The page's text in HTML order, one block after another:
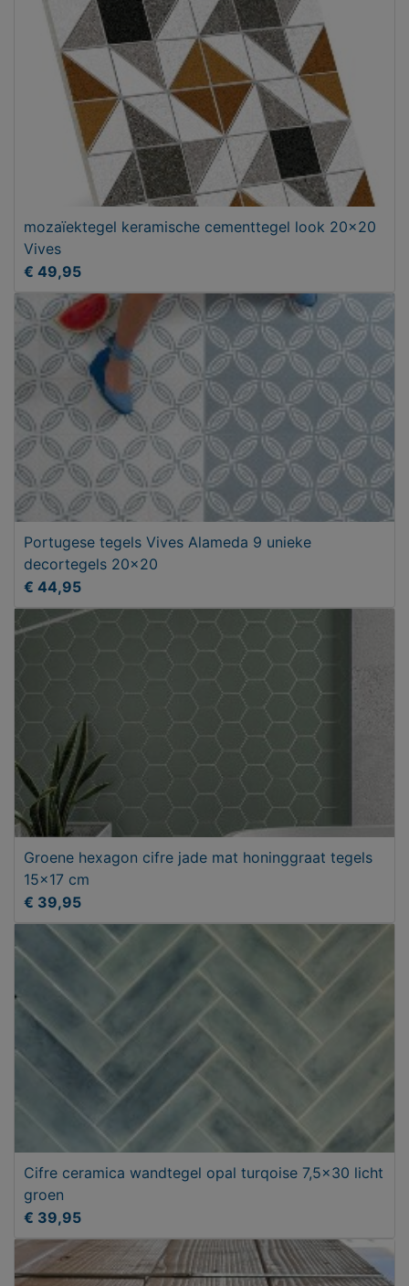
mozaïektegel keramische cementtegel look 20x20
Vives
€ 49,95
Portugese tegels Vives Alameda 9 unieke
decortegels 20x20
€ 44,95
Groene hexagon cifre jade mat honinggraat tegels
15x17 cm
€ 39,95
Cifre ceramica wandtegel opal turqoise 7,5x30 licht
groen
€ 39,95